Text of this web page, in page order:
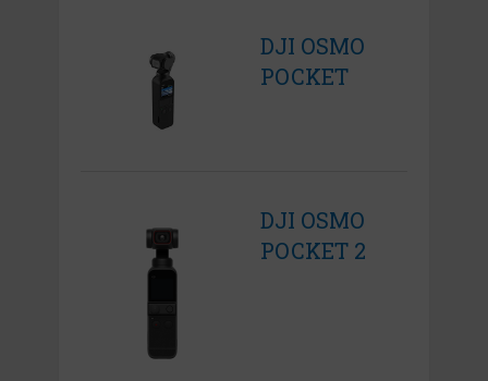
DJI OSMO
POCKET
DJI OSMO
POCKET 2